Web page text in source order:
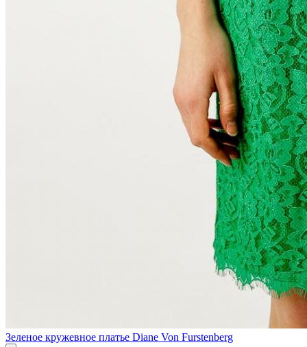
Зеленое кружевное платье Diane Von Furstenberg